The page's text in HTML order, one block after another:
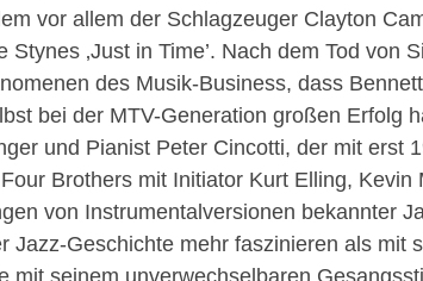
vor allem der Schlagzeuger Clayton
Stynes ‚Just in Time’. Nach dem Tod
des Musik-Business, dass
bei der MTV-Generation großen Erfolg
und Pianist Peter Cincotti, der mit erst
Brothers mit Initiator Kurt Elling,
von Instrumentalversionen bekannter
Jazz-Geschichte mehr faszinieren als mit
mit seinem unverwechselbaren